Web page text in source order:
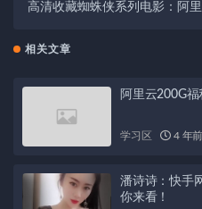
高清收藏蜘蛛侠系列电影：阿
相关文章
阿里云200G福
学习区 4 年前
潘诗诗：快手
你来看！